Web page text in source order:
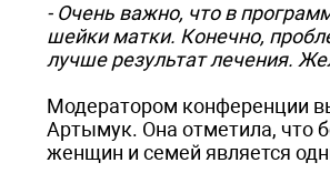
- Очень важно, что в
шейки матки. Конечно,
лучше результат лечения.
Модератором конференции
Артымук. Она отметила, что
женщин и семей является